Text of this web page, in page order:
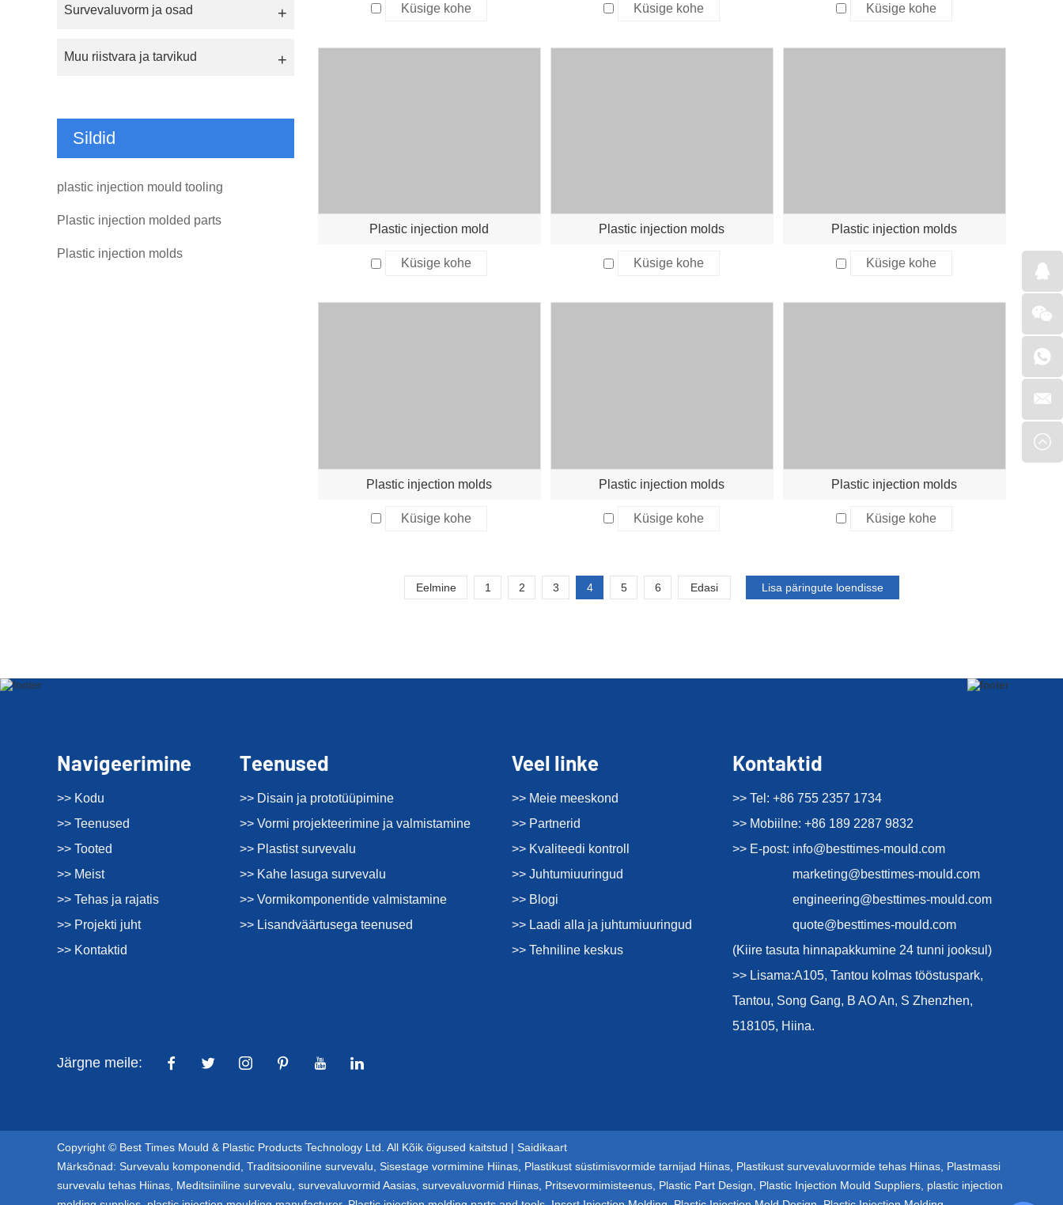
Küsige kohe Küsige kohe Küsige kohe
Plastic injection mold
Küsige kohe
Plastic injection molds
Küsige kohe
Plastic injection molds
Küsige kohe
Plastic injection molds
Küsige kohe
Plastic injection molds
Küsige kohe
Plastic injection molds
Küsige kohe
Eelmine 1 2 3 4 5 6 Edasi
Survevaluvorm ja osad
Muu riistvara ja tarvikud
Sildid
plastic injection mould tooling
Plastic injection molded parts
Plastic injection molds
Navigeerimine
>> Kodu
>> Teenused
>> Tooted
>> Meist
>> Tehas ja rajatis
>> Projekti juht
>> Kontaktid
Teenused
>> Disain ja prototüüpimine
>> Vormi projekteerimine ja valmistamine
>> Plastist survevalu
>> Kahe lasuga survevalu
>> Vormikomponentide valmistamine
>> Lisandväärtusega teenused
Veel linke
>> Meie meeskond
>> Partnerid
>> Kvaliteedi kontroll
>> Juhtumiuuringud
>> Blogi
>> Laadi alla ja juhtumiuuringud
>> Tehniline keskus
Kontaktid
>> Tel: +86 755 2357 1734
>> Mobiilne: +86 189 2287 9832
>> E-post: info@besttimes-mould.com
marketing@besttimes-mould.com
engineering@besttimes-mould.com
quote@besttimes-mould.com
(Kiire tasuta hinnapakkumine 24 tunni jooksul)
>> Lisama:A105, Tantou kolmas tööstuspark,
Tantou, Song Gang, B AO An, S Zhenzhen,
518105, Hiina.
Järgne meile:
Copyright © Best Times Mould & Plastic Products Technology Ltd. All Kõik õigused kaitstud | Saidikaart
Märksõnad: Survevalu komponendid Traditsiooniline survevalu Sisestage vormimine Hiinas Plastikust süstimisvormide tarnijad Hiinas Plastikust survevaluvormide tehas Hiinas Plastmassi
survevalu tehas Hiinas Meditsiiniline survevalu survevaluvormid Aasias survevaluvormid Hiinas Pritsevormimisteenus Plastic Part Design Plastic Injection Mould Suppliers plastic injection